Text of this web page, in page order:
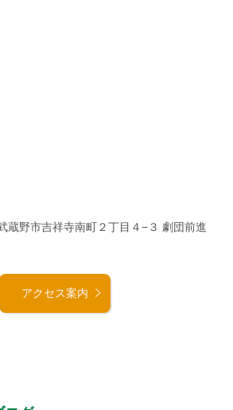
蔵野市吉祥寺南町２丁目４−３ 劇団前進
アクセス案内